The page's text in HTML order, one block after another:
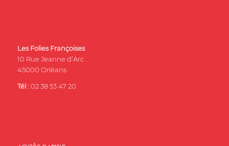
Les Folies Françoises
10 Rue Jeanne d’Arc
45000 Orléans
Tél : 02 38 53 47 20